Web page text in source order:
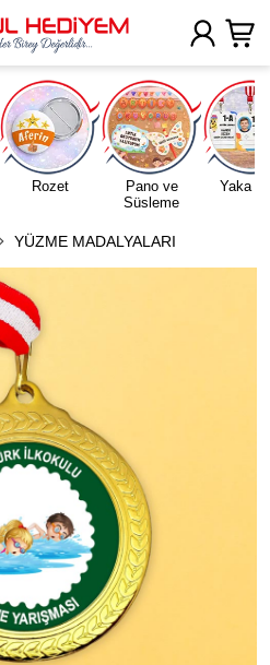
Rozet
Pano ve
Süsleme
Yaka
YÜZME MADALYALARI
Uygulamada Aç